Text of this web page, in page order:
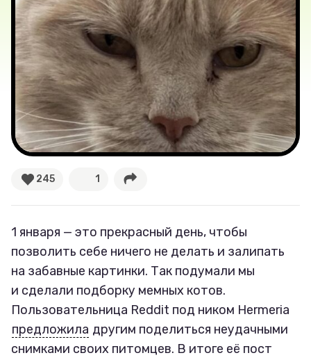
Новости
Лучшее
Тесты
Секспросвет
Великие женщины
Рецепты
Ваши истории
Соцсети
245 1
1 января — это прекрасный день, чтобы
позволить себе ничего не делать и залипать
на забавные картинки. Так подумали мы
и сделали подборку мемных котов.
Пользовательница Reddit под ником Hermeria
предложила другим поделиться неудачными
снимками своих питомцев. В итоге её пост